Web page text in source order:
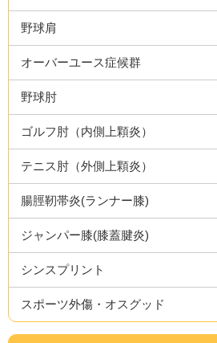
野球肩
オーバーユース症候群
野球肘
ゴルフ肘（内側上顆炎）
テニス肘（外側上顆炎）
腸脛靭帯炎(ランナー膝)
ジャンパー膝(膝蓋腱炎)
シンスプリント
スポーツ外傷・オスグッド